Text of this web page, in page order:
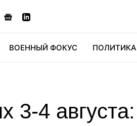
ВОЕННЫЙ ФОКУС ПОЛИТИКА
4 августа: